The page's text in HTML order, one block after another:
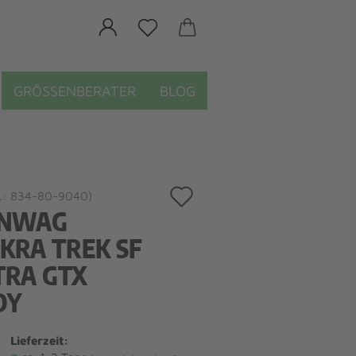
GRÖSSENBERATER BLOG
834-80-9040)
TREK SF
GTX
Lieferzeit: